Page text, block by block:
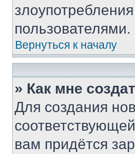
пользователями.
Вернуться к началу
» Как мне
Для создания
вам придётся